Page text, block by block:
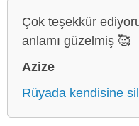
Çok teşekkür
anlamı güzelmiş 🥰
Azize
Rüyada kendisine